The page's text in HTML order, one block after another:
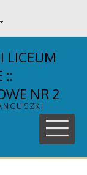
+
LICEUM
::
NR 2